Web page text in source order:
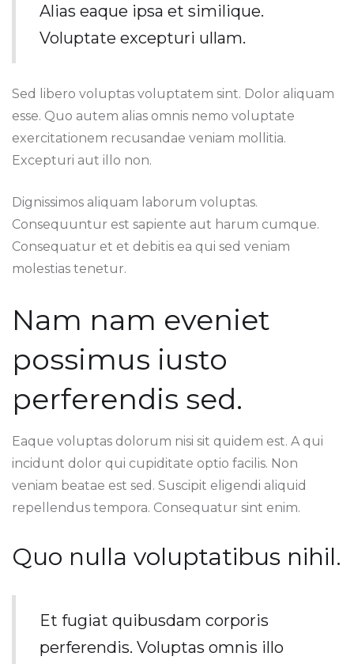
Alias eaque ipsa et similique.
Voluptate excepturi ullam.
Sed libero voluptas voluptatem sint. Dolor aliquam
esse. Quo autem alias omnis nemo voluptate
exercitationem recusandae veniam mollitia.
Excepturi aut illo non.
Dignissimos aliquam laborum voluptas.
Consequuntur est sapiente aut harum cumque.
Consequatur et et debitis ea qui sed veniam
molestias tenetur.
Nam nam eveniet
possimus iusto
perferendis sed.
Eaque voluptas dolorum nisi sit quidem est. A qui
incidunt dolor qui cupiditate optio facilis. Non
veniam beatae est sed. Suscipit eligendi aliquid
repellendus tempora. Consequatur sint enim.
Quo nulla voluptatibus nihil.
Et fugiat quibusdam corporis
perferendis. Voluptas omnis illo